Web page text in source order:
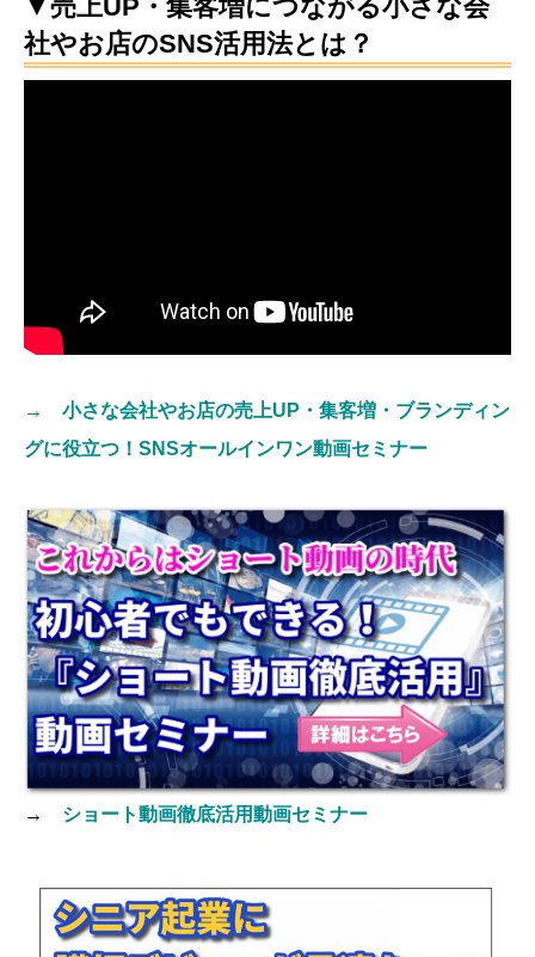
▼売上UP・集客増につながる小さな会
社やお店のSNS活用法とは？
→ 小さな会社やお店の売上UP・集客増・ブランディン
グに役立つ！SNSオールインワン動画セミナー
→ ショート動画徹底活用動画セミナー